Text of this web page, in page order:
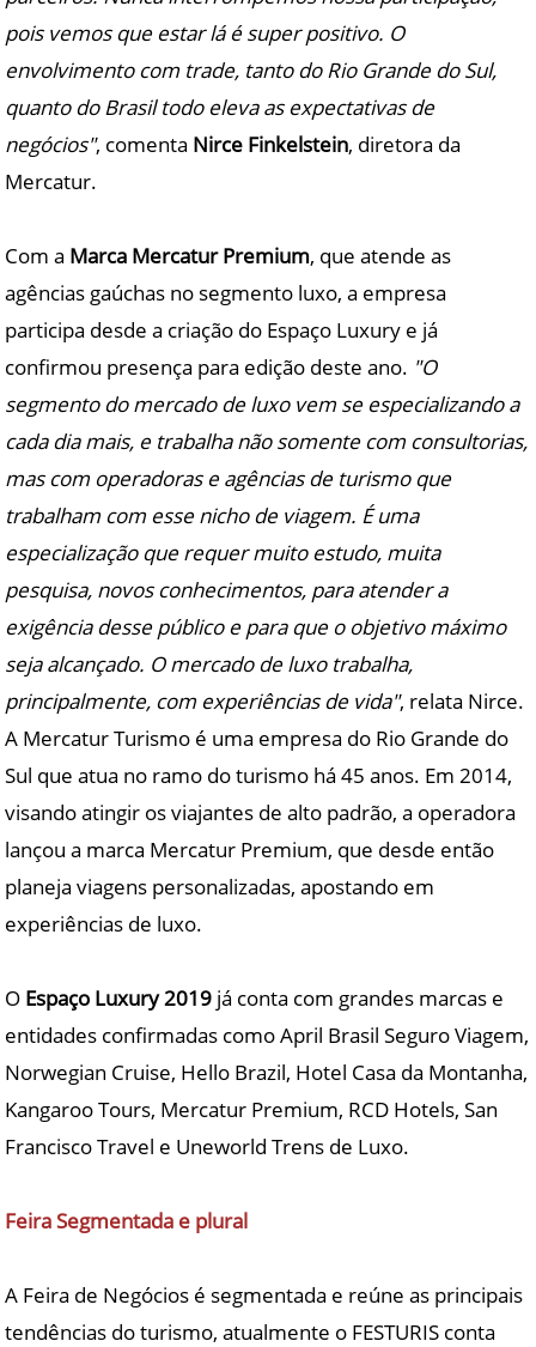
pois vemos que estar lá é super positivo. O
envolvimento com trade, tanto do Rio Grande do Sul,
quanto do Brasil todo eleva as expectativas de
negócios", comenta Nirce Finkelstein, diretora da
Mercatur.
Com a Marca Mercatur Premium, que atende as
agências gaúchas no segmento luxo, a empresa
participa desde a criação do Espaço Luxury e já
confirmou presença para edição deste ano. "O
segmento do mercado de luxo vem se especializando a
cada dia mais, e trabalha não somente com consultorias,
mas com operadoras e agências de turismo que
trabalham com esse nicho de viagem. É uma
especialização que requer muito estudo, muita
pesquisa, novos conhecimentos, para atender a
exigência desse público e para que o objetivo máximo
seja alcançado. O mercado de luxo trabalha,
principalmente, com experiências de vida", relata Nirce.
A Mercatur Turismo é uma empresa do Rio Grande do
Sul que atua no ramo do turismo há 45 anos. Em 2014,
visando atingir os viajantes de alto padrão, a operadora
lançou a marca Mercatur Premium, que desde então
planeja viagens personalizadas, apostando em
experiências de luxo.
O Espaço Luxury 2019 já conta com grandes marcas e
entidades confirmadas como April Brasil Seguro Viagem,
Norwegian Cruise, Hello Brazil, Hotel Casa da Montanha,
Kangaroo Tours, Mercatur Premium, RCD Hotels, San
Francisco Travel e Uneworld Trens de Luxo.
Feira Segmentada e plural
A Feira de Negócios é segmentada e reúne as principais
tendências do turismo, atualmente o FESTURIS conta